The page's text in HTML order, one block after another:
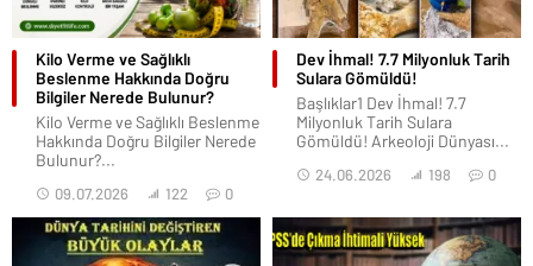
Kilo Verme ve Sağlıklı
Beslenme Hakkında Doğru
Bilgiler Nerede Bulunur?
Kilo Verme ve Sağlıklı Beslenme
Hakkında Doğru Bilgiler Nerede
Bulunur?...
09.07.2026 122 0
Dev İhmal! 7.7 Milyonluk Tarih
Sulara Gömüldü!
Başlıklar1 Dev İhmal! 7.7
Milyonluk Tarih Sulara
Gömüldü! Arkeoloji Dünyası...
24.06.2026 198 0